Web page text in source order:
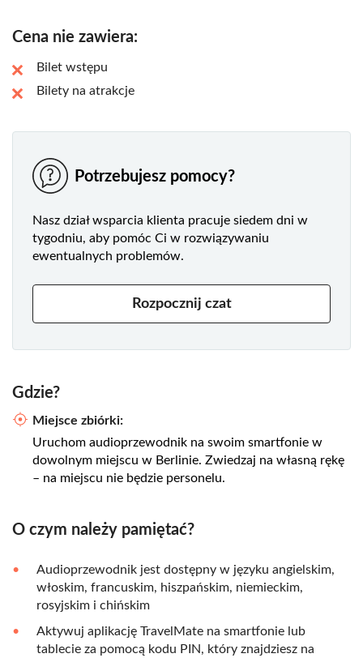
Cena nie zawiera:
Bilet wstępu
Bilety na atrakcje
Potrzebujesz pomocy?
Nasz dział wsparcia klienta pracuje siedem dni w
tygodniu, aby pomóc Ci w rozwiązywaniu
ewentualnych problemów.
Rozpocznij czat
Gdzie?
Miejsce zbiórki:
Uruchom audioprzewodnik na swoim smartfonie w
dowolnym miejscu w Berlinie. Zwiedzaj na własną rękę
– na miejscu nie będzie personelu.
O czym należy pamiętać?
Audioprzewodnik jest dostępny w języku angielskim,
włoskim, francuskim, hiszpańskim, niemieckim,
rosyjskim i chińskim
Aktywuj aplikację TravelMate na smartfonie lub
tablecie za pomocą kodu PIN, który znajdziesz na